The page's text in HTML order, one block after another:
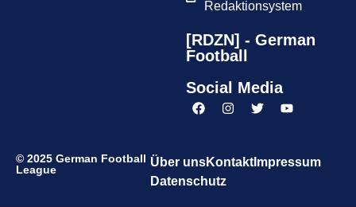
Redaktionsystem
[RDZN] - German
Football
Social Media
© 2025 German Football
League
Über unsKontaktImpressum
Datenschutz